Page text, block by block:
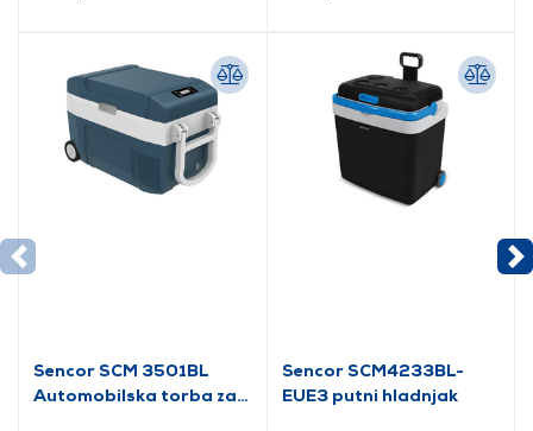
Sencor SCM 3501BL
Automobilska torba za
Sencor SCM4233BL-
EUE3 putni hladnjak